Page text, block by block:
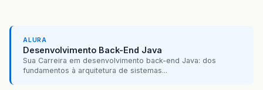
ALURA
Desenvolvimento Back-End Java
Sua Carreira em desenvolvimento back-end Java: dos
fundamentos à arquitetura de sistemas...